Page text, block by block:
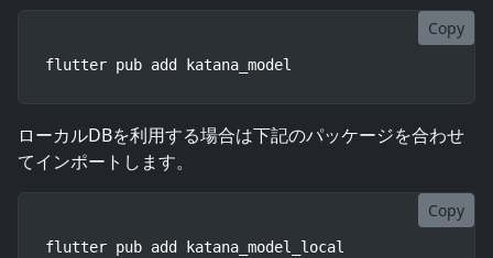
Copy
flutter pub add katana_model
ローカルDBを利用する場合は下記のパッケージを合わせ
てインポートします。
Copy
flutter pub add katana_model_local